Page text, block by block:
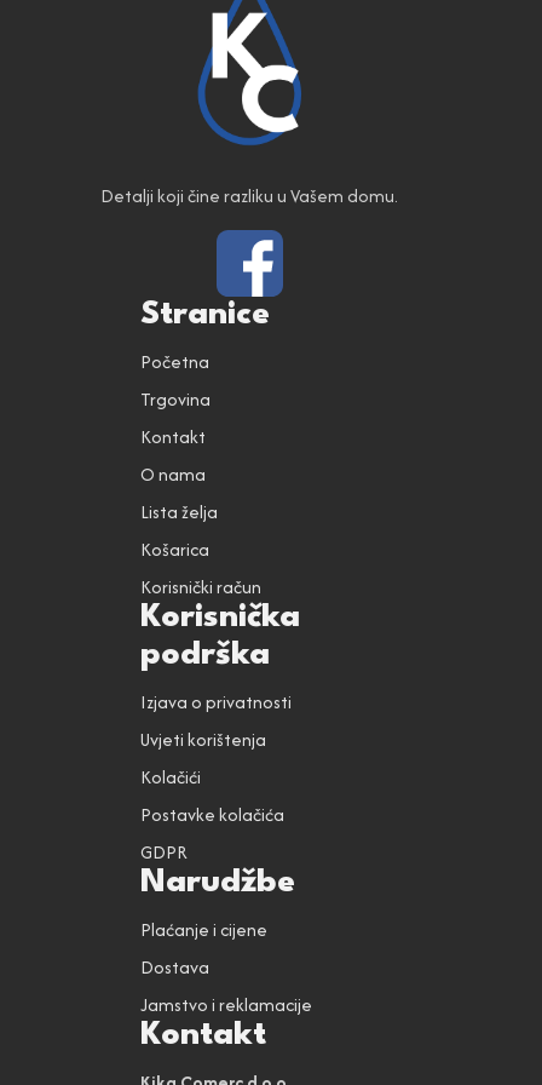
Detalji koji čine razliku u Vašem domu.
Stranice
Početna
Trgovina
Kontakt
O nama
Lista želja
Košarica
Korisnički račun
Korisnička
podrška
Izjava o privatnosti
Uvjeti korištenja
Kolačići
Postavke kolačića
GDPR
Narudžbe
Plaćanje i cijene
Dostava
Jamstvo i reklamacije
Kontakt